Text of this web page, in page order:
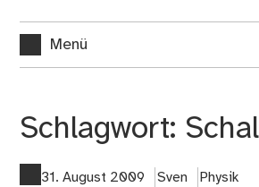
Menü
Schlagwort:
31. August 2009 Sven Physik